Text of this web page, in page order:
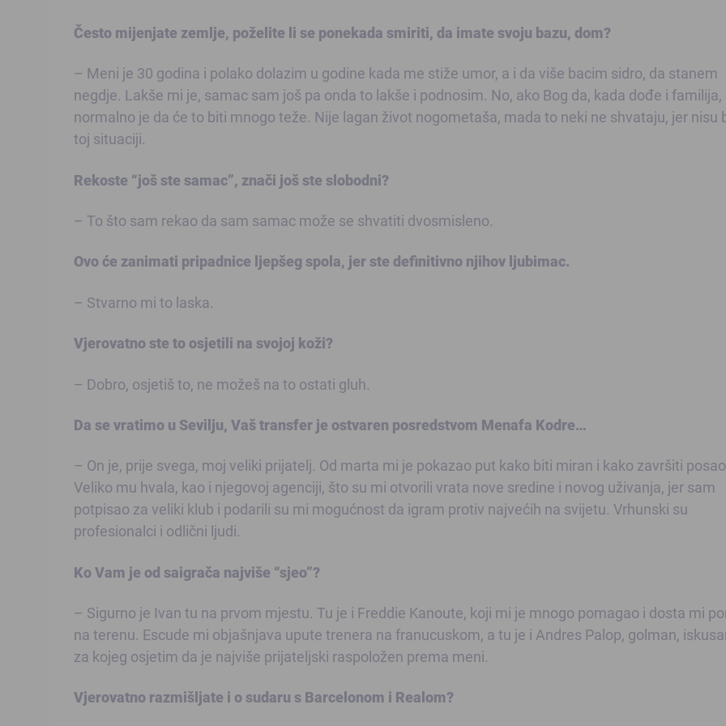
Često mijenjate zemlje, poželite li se ponekada smiriti, da imate svoju bazu, dom?
– Meni je 30 godina i polako dolazim u godine kada me stiže umor, a i da više bacim sidro, da stanem
negdje. Lakše mi je, samac sam još pa onda to lakše i podnosim. No, ako Bog da, kada dođe i familija,
normalno je da će to biti mnogo teže. Nije lagan život nogometaša, mada to neki ne shvataju, jer nisu
toj situaciji.
Rekoste “još ste samac”, znači još ste slobodni?
– To što sam rekao da sam samac može se shvatiti dvosmisleno.
Ovo će zanimati pripadnice ljepšeg spola, jer ste definitivno njihov ljubimac.
– Stvarno mi to laska.
Vjerovatno ste to osjetili na svojoj koži?
– Dobro, osjetiš to, ne možeš na to ostati gluh.
Da se vratimo u Sevilju, Vaš transfer je ostvaren posredstvom Menafa Kodre…
– On je, prije svega, moj veliki prijatelj. Od marta mi je pokazao put kako biti miran i kako završiti
Veliko mu hvala, kao i njegovoj agenciji, što su mi otvorili vrata nove sredine i novog uživanja, jer sam
potpisao za veliki klub i podarili su mi mogućnost da igram protiv najvećih na svijetu. Vrhunski su
profesionalci i odlični ljudi.
Ko Vam je od saigrača najviše “sjeo”?
– Sigurno je Ivan tu na prvom mjestu. Tu je i Freddie Kanoute, koji mi je mnogo pomagao i dosta mi
na terenu. Escude mi objašnjava upute trenera na franucuskom, a tu je i Andres Palop, golman,
za kojeg osjetim da je najviše prijateljski raspoložen prema meni.
Vjerovatno razmišljate i o sudaru s Barcelonom i Realom?